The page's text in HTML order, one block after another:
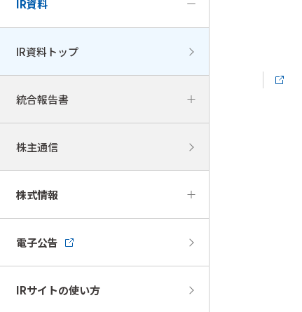
IR資料
IR資料トップ
統合報告書
株主通信
株式情報
電子公告
IRサイトの使い方